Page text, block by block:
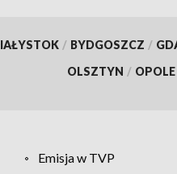
/ BYDGOSZCZ /
OLSZTYN / OPOLE
Emisja w TVP